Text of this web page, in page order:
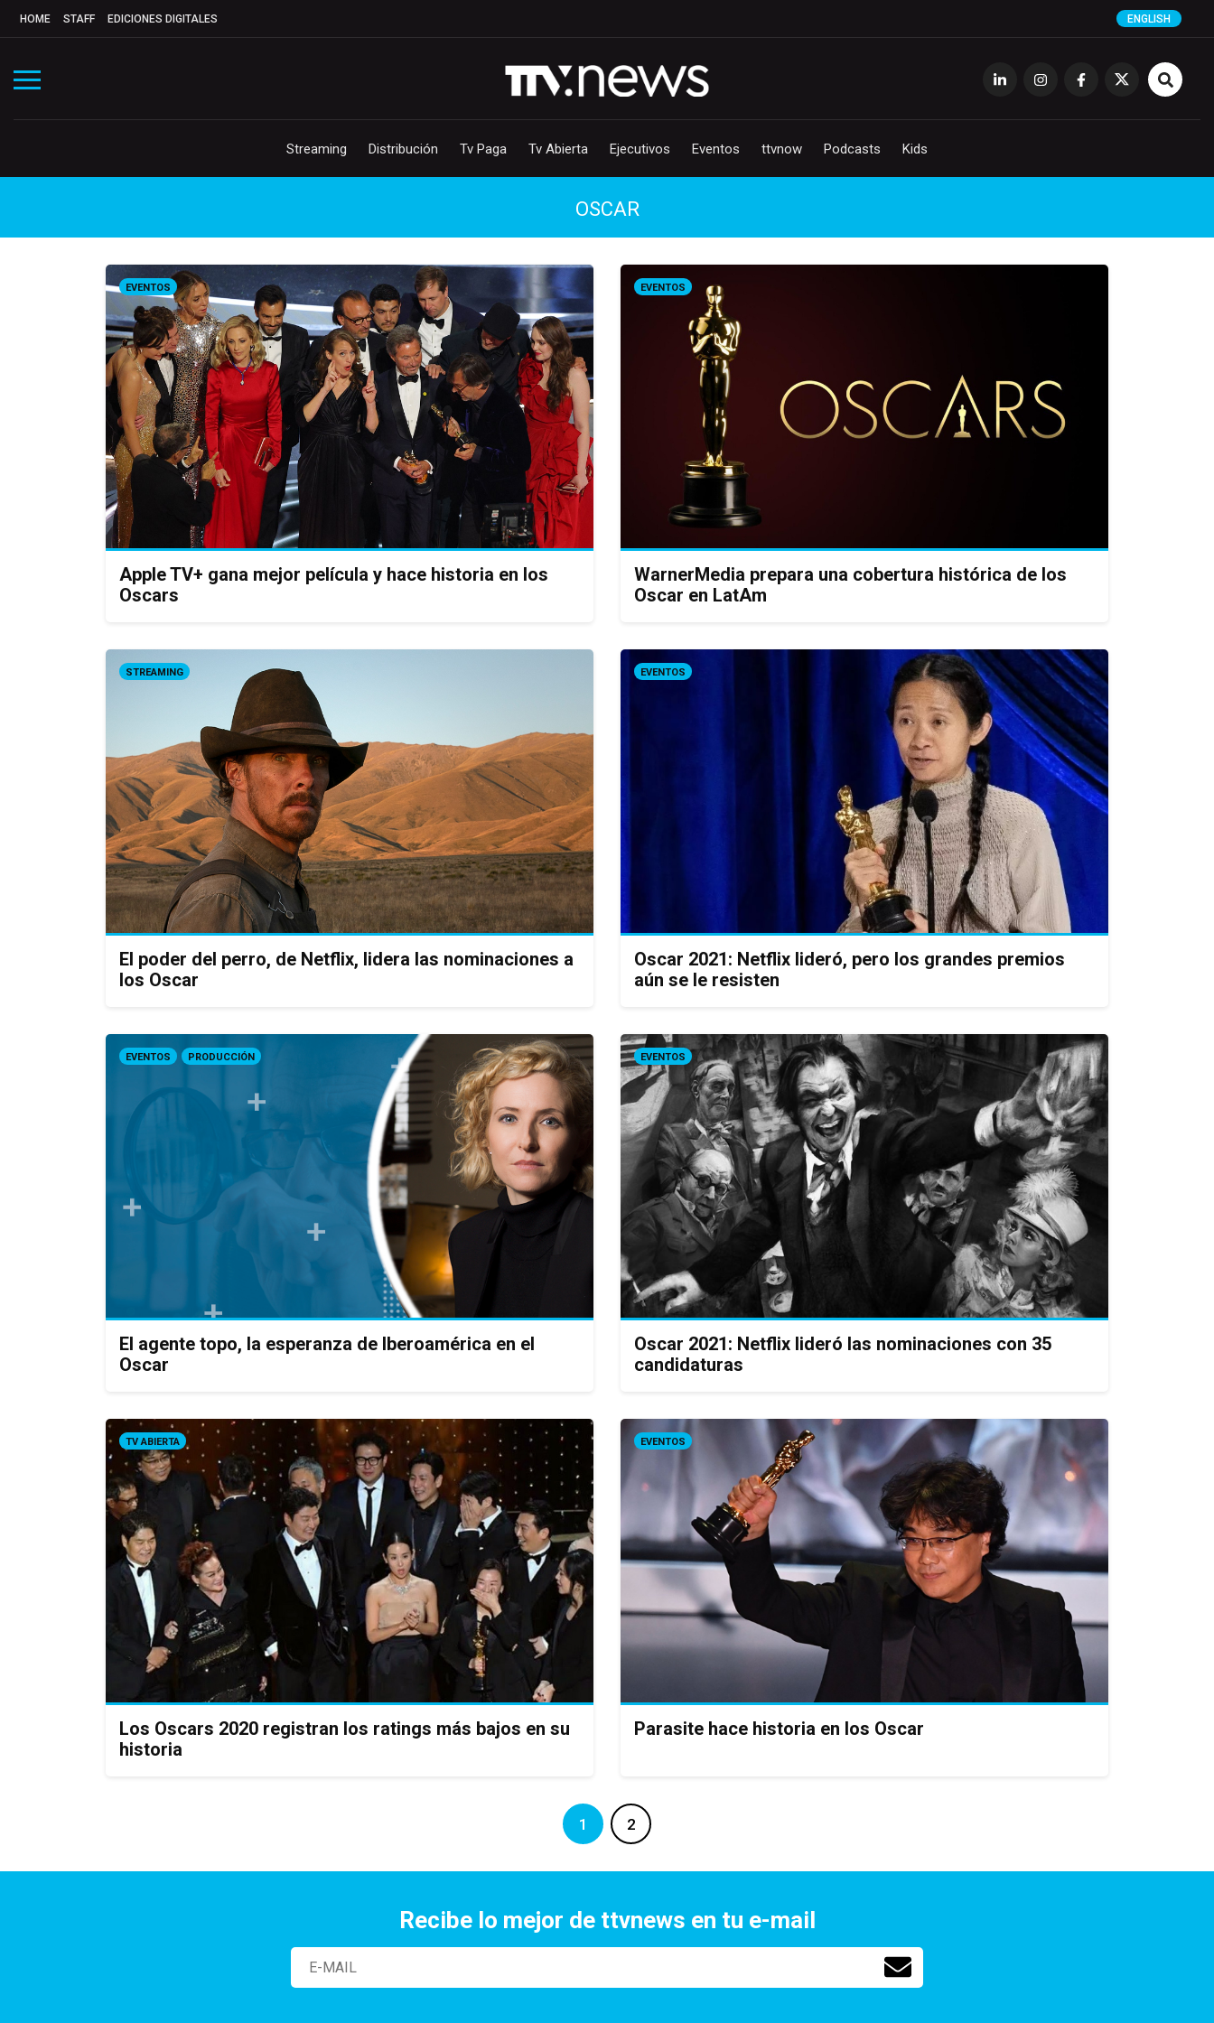
HOME STAFF EDICIONES DIGITALES ENGLISH
Streaming Distribución Tv Paga Tv Abierta Ejecutivos Eventos ttvnow Podcasts Kids
OSCAR
EVENTOS
Apple TV+ gana mejor película y hace historia en los
Oscars
EVENTOS
WarnerMedia prepara una cobertura histórica de los
Oscar en LatAm
STREAMING
El poder del perro, de Netflix, lidera las nominaciones a
los Oscar
EVENTOS
Oscar 2021: Netflix lideró, pero los grandes premios
aún se le resisten
EVENTOS PRODUCCIÓN
El agente topo, la esperanza de Iberoamérica en el
Oscar
EVENTOS
Oscar 2021: Netflix lideró las nominaciones con 35
candidaturas
TV ABIERTA
Los Oscars 2020 registran los ratings más bajos en su
historia
EVENTOS
Parasite hace historia en los Oscar
1 2
Recibe lo mejor de ttvnews en tu e-mail